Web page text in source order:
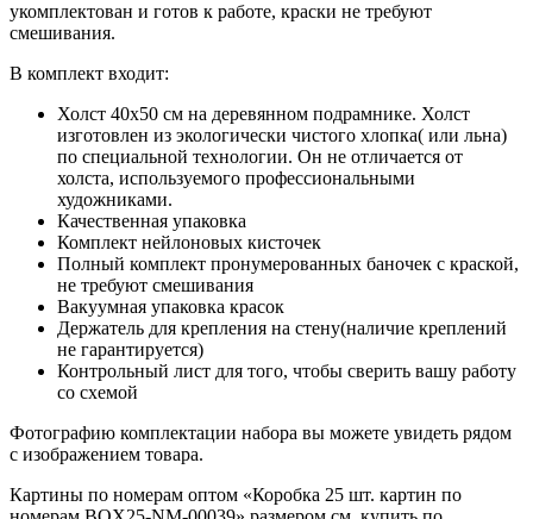
укомплектован и готов к работе, краски не требуют
смешивания.
В комплект входит:
Холст 40x50 см на деревянном подрамнике. Холст
изготовлен из экологически чистого хлопка( или льна)
по специальной технологии. Он не отличается от
холста, используемого профессиональными
художниками.
Качественная упаковка
Комплект нейлоновых кисточек
Полный комплект пронумерованных баночек с краской,
не требуют смешивания
Вакуумная упаковка красок
Держатель для крепления на стену(наличие креплений
не гарантируется)
Контрольный лист для того, чтобы сверить вашу работу
со схемой
Фотографию комплектации набора вы можете увидеть рядом
с изображением товара.
Картины по номерам оптом «Коробка 25 шт. картин по